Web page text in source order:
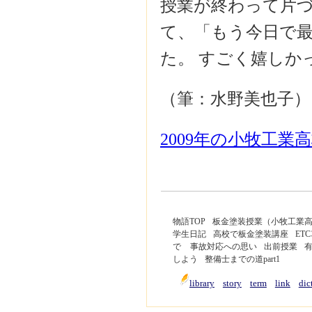
授業が終わって片
て、「もう今日で
た。 すごく嬉しか
（筆：水野美也子）
2009年の小牧工業
物語TOP
板金塗装授業（小牧工業
学生日記
高校で板金塗装講座
で
事故対応への思い 出前授業
しよう
整備士までの道part1
library story term link